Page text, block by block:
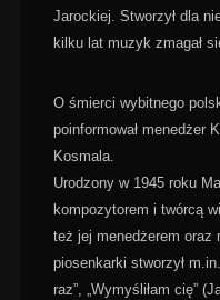
Jarockiej. Stworzył dla
kilku lat muzyk zmagał
O śmierci wybitnego
poinformował menedżer
Kosmala.
Urodzony w 1945 roku
kompozytorem i twórcą
też jej menedżerem oraz
piosenkarki stworzył
raz”, „Wymyśliłam cię”